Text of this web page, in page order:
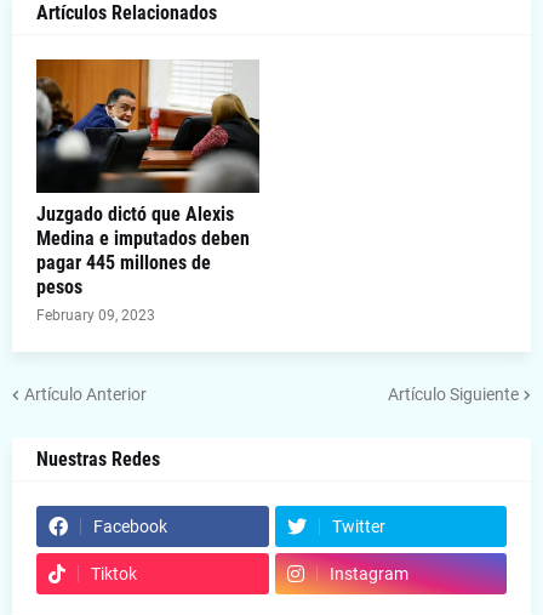
Artículos Relacionados
Juzgado dictó que Alexis
Medina e imputados deben
pagar 445 millones de
pesos
February 09, 2023
Artículo Anterior Artículo Siguiente
Nuestras Redes
Facebook Twitter
Tiktok Instagram